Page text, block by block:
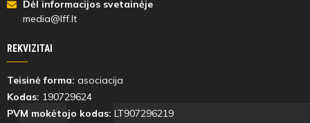
Dėl informacijos svetainėje
media@lff.lt
REKVIZITAI
Teisinė forma: asociacija
Kodas: 190729624
PVM mokėtojo kodas: LT907296219